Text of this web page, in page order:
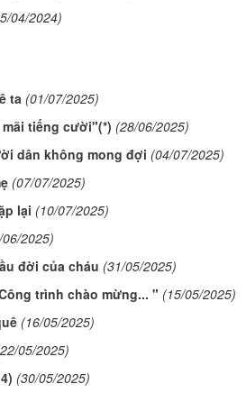
04/2024)
ta (01/07/2025)
tiếng cười"(*) (28/06/2025)
dân không mong đợi (04/07/2025)
(07/07/2025)
lại (10/07/2025)
2025)
đời của cháu (31/05/2025)
trình chào mừng... " (15/05/2025)
(16/05/2025)
05/2025)
(30/05/2025)